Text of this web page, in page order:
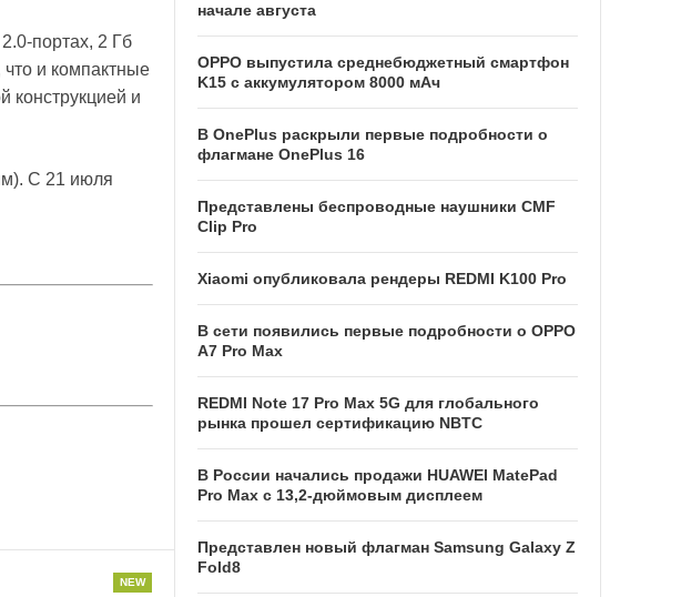
портах, 2 Гб
и компактные
конструкцией и
С 21 июля
начале августа
OPPO выпустила среднебюджетный смартфон
K15 с аккумулятором 8000 мАч
В OnePlus раскрыли первые подробности о
флагмане OnePlus 16
Представлены беспроводные наушники CMF
Clip Pro
Xiaomi опубликовала рендеры REDMI K100 Pro
В сети появились первые подробности о OPPO
A7 Pro Max
REDMI Note 17 Pro Max 5G для глобального
рынка прошел сертификацию NBTC
В России начались продажи HUAWEI MatePad
Pro Max с 13,2-дюймовым дисплеем
Представлен новый флагман Samsung Galaxy Z
Fold8